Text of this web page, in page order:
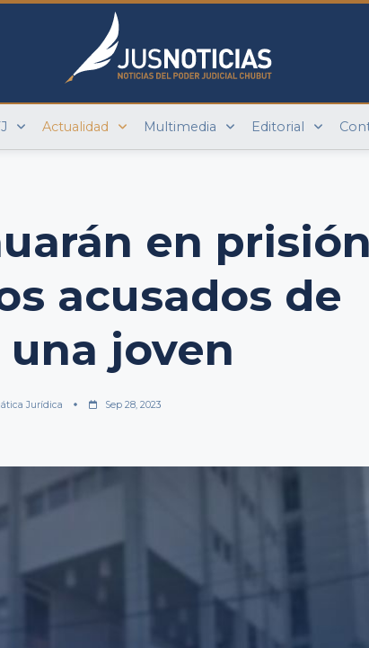
Actualidad Multimedia Editorial
en
acusados de
joven
Jurídica Sep 28, 2023